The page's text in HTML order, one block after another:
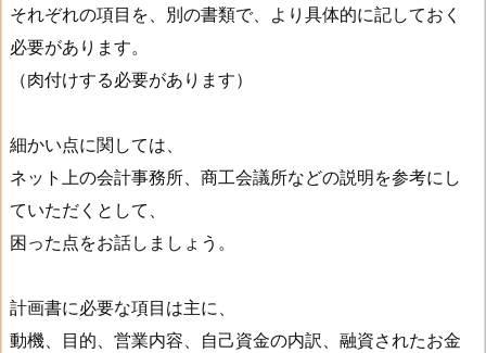
それぞれの項目を、別の書類で、より具体的に記しておく
必要があります。
（肉付けする必要があります）
細かい点に関しては、
ネット上の会計事務所、商工会議所などの説明を参考にし
ていただくとして、
困った点をお話しましょう。
計画書に必要な項目は主に、
動機、目的、営業内容、自己資金の内訳、融資されたお金